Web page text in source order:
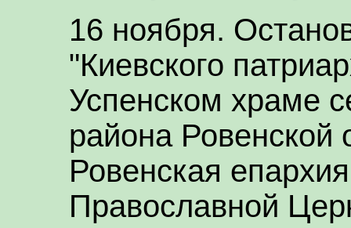
16 ноября.
"Киевского
Успенском храме
района Ровенской
Ровенская
Православной